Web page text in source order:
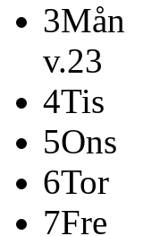
3Mån
v.23
4Tis
5Ons
6Tor
7Fre